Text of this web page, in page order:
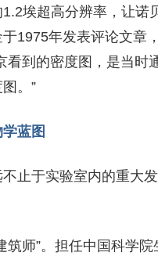
埃超高分辨率，让
1975年发表评论文章
看到的密度图，是当
。”
蓝图
止于实验室内的重大
筑师”。担任中国科学